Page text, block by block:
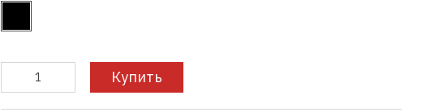
Купить